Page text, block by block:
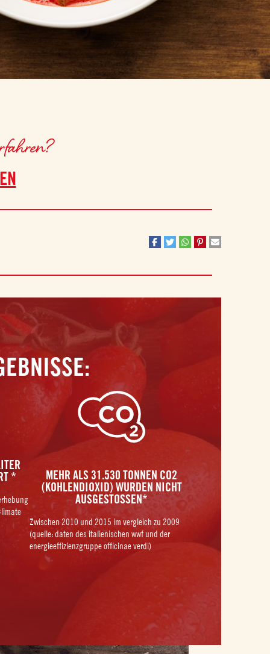
*
MEHR ALS 31.530 TONNEN CO2
(KOHLENDIOXID) WURDEN NICHT
AUSGESTOSSEN*
Zwischen 2010 und 2015 im vergleich zu 2009
(quelle: daten des italienischen wwf und der
energieeffizienzgruppe officinae verdi)